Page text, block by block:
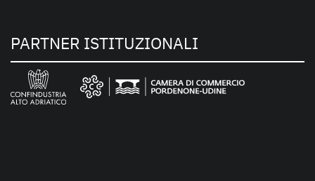
PARTNER ISTITUZIONALI